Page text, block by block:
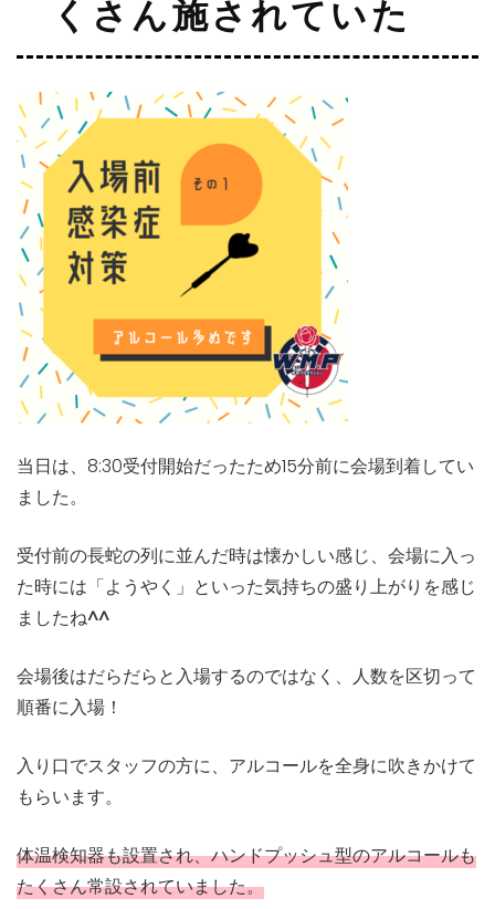
くさん施されていた
当日は、8:30受付開始だったため15分前に会場到着してい
ました。
受付前の長蛇の列に並んだ時は懐かしい感じ、 会場に入っ
た時には「ようやく」といった気持ちの盛り上がりを感じ
ましたね^^
会場後はだらだらと入場するのではなく、人数を区切って
順番に入場！
入り口でスタッフの方に、アルコールを全身に吹きかけて
もらいます。
体温検知器も設置され、ハンドプッシュ型のアルコールも
たくさん常設されていました。